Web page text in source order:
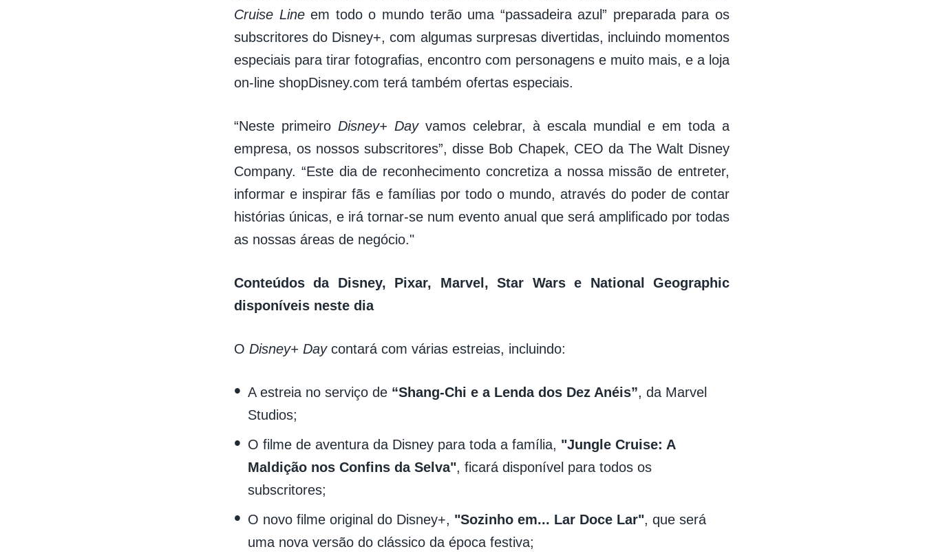
Cruise Lineem todo o mundo terão uma “passadeira azul” preparada para os
subscritores do Disney+, com algumas surpresas divertidas, incluindo momentos
especiais para tirar fotografias, encontro com personagens e muito mais, e a loja
on-line shopDisney.com terá também ofertas especiais.
“Neste primeiro Disney+ Dayvamos celebrar, à escala mundial e em toda a
empresa, os nossos subscritores”, disse Bob Chapek, CEO da The Walt Disney
Company. “Este dia de reconhecimento concretiza a nossa missão de entreter,
informar e inspirar fãs e famílias por todo o mundo, através do poder de contar
histórias únicas, e irá tornar-se num evento anual que será amplificado por todas
as nossas áreas de negócio."
Conteúdos da Disney, Pixar, Marvel, Star Wars e National Geographic
disponíveis neste dia
O Disney+ Daycontará com várias estreias, incluindo:
A estreia no serviço de “Shang-Chi e a Lenda dos Dez Anéis”, da Marvel
Studios;
O filme de aventura da Disney para toda a família, "Jungle Cruise: A
Maldição nos Confins da Selva", ficará disponível para todos os
subscritores;
O novo filme original do Disney+, "Sozinho em... Lar Doce Lar", que será
uma nova versão do clássico da época festiva;